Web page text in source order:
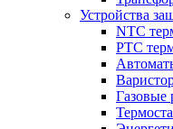
Устройства
NTC
PTC
Газовые